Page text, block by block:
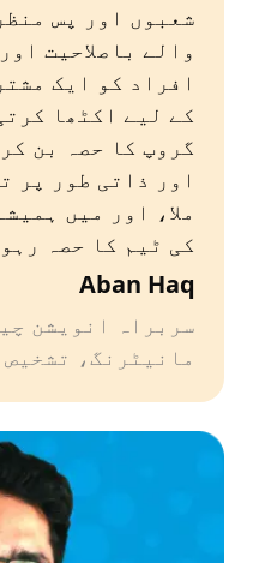
شعبوں اور پس
والے باصلاحیت
افراد کو ایک
کے لیے اکٹھا
گروپ کا حصہ بن
اور ذاتی طور پر
ملا، اور میں
کی ٹیم کا حصہ
Aban Haq
سربراہ انویشن
مانیٹرنگ،